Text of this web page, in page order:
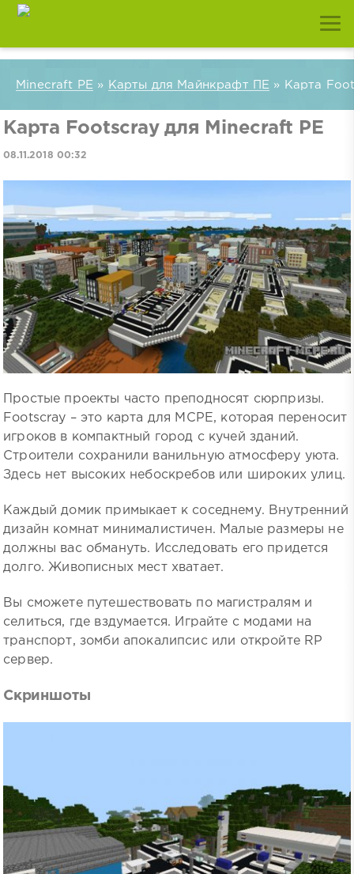
Minecraft PE » Карты для Майнкрафт ПЕ » Карта
Карта Footscray для Minecraft PE
08.11.2018 00:32
Простые проекты часто преподносят сюрпризы.
Footscray – это карта для MCPE, которая переносит
игроков в компактный город с кучей зданий.
Строители сохранили ванильную атмосферу уюта.
Здесь нет высоких небоскребов или широких улиц.
Каждый домик примыкает к соседнему. Внутренний
дизайн комнат минималистичен. Малые размеры не
должны вас обмануть. Исследовать его придется
долго. Живописных мест хватает.
Вы сможете путешествовать по магистралям и
селиться, где вздумается. Играйте с модами на
транспорт, зомби апокалипсис или откройте RP
сервер.
Скриншоты